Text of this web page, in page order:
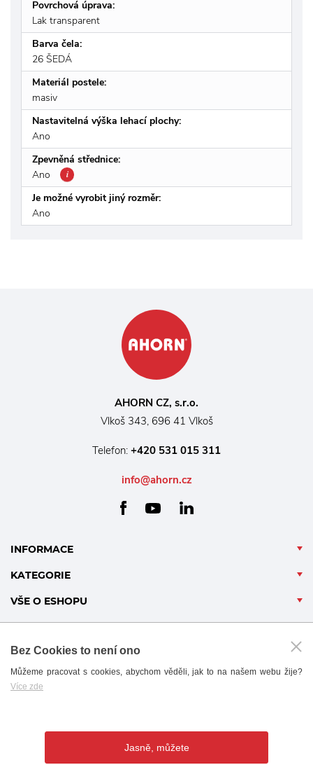
Povrchová úprava:
Lak transparent
Barva čela:
26 ŠEDÁ
Materiál postele:
masiv
Nastavitelná výška lehací plochy:
Ano
Zpevněná střednice:
Ano
i
Je možné vyrobit jiný rozměr:
Ano
AHORN CZ, s.r.o.
Vlkoš 343, 696 41 Vlkoš
Telefon: +420 531 015 311
info@ahorn.cz
facebook youtube
INFORMACE
KATEGORIE
VŠE O ESHOPU
B2B - PARTNERSKÝ PORTÁL
Bez Cookies to není ono
Můžeme pracovat s cookies, abychom věděli, jak to na našem webu žije?
Více zde
Jasně, můžete